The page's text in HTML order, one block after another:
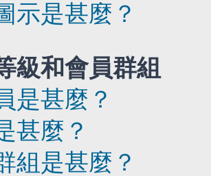
示是甚麼？
級和會員群組
是甚麼？
甚麼？
組是甚麼？